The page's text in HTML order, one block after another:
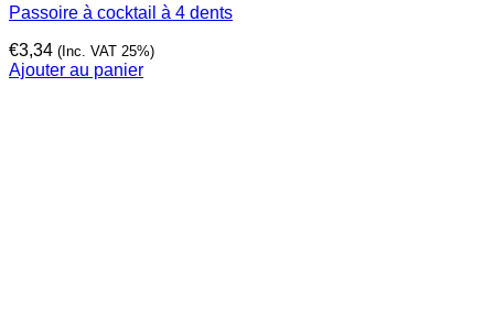
Passoire à cocktail à 4 dents
€3,34 (Inc. VAT 25%)
Ajouter au panier